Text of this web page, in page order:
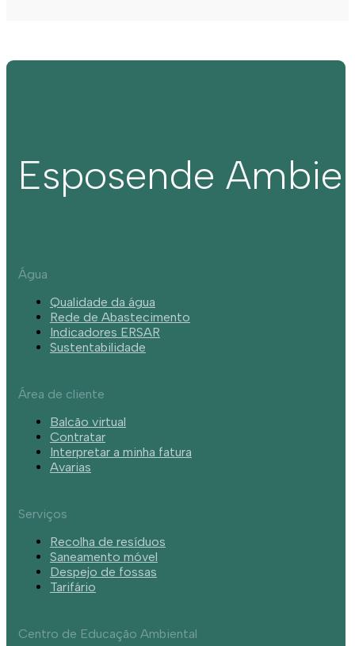
Esposende
Água
Qualidade da água
Rede de Abastecimento
Indicadores ERSAR
Sustentabilidade
Área de cliente
Balcão virtual
Contratar
Interpretar a minha fatura
Avarias
Serviços
Recolha de resíduos
Saneamento móvel
Despejo de fossas
Tarifário
Centro de Educação Ambiental